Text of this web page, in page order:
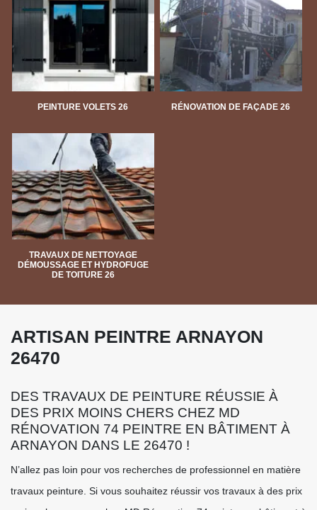
PEINTURE VOLETS 26 RÉNOVATION DE FAÇADE 26
TRAVAUX DE NETTOYAGE
DÉMOUSSAGE ET HYDROFUGE
DE TOITURE 26
ARTISAN PEINTRE ARNAYON
26470
DES TRAVAUX DE PEINTURE RÉUSSIE À
DES PRIX MOINS CHERS CHEZ MD
RÉNOVATION 74 PEINTRE EN BÂTIMENT À
ARNAYON DANS LE 26470 !
N’allez pas loin pour vos recherches de professionnel en matière
travaux peinture. Si vous souhaitez réussir vos travaux à des prix